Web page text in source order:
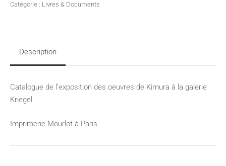
Catégorie : Livres & Documents
Description
Catalogue de l’exposition des oeuvres de Kimura à la galerie
Kriegel
Imprimerie Mourlot à Paris